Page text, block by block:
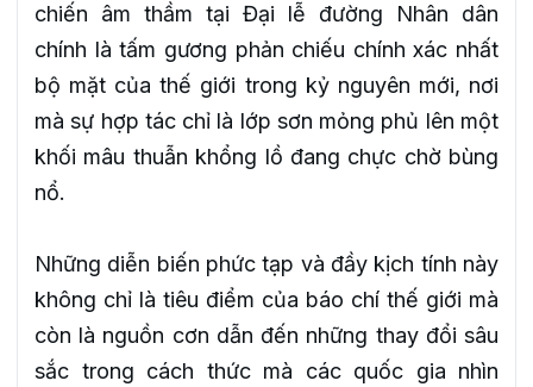
chiến âm thầm tại Đại lễ đường Nhân dân
chính là tấm gương phản chiếu chính xác nhất
bộ mặt của thế giới trong kỷ nguyên mới, nơi
mà sự hợp tác chỉ là lớp sơn mỏng phủ lên một
khối mâu thuẫn khổng lồ đang chực chờ bùng
nổ.
Những diễn biến phức tạp và đầy kịch tính này
không chỉ là tiêu điểm của báo chí thế giới mà
còn là nguồn cơn dẫn đến những thay đổi sâu
sắc trong cách thức mà các quốc gia nhìn